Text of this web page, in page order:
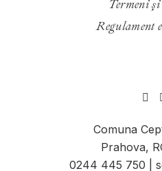
Comuna
Prahova,
0244 445 750 |
Termeni
Regulament